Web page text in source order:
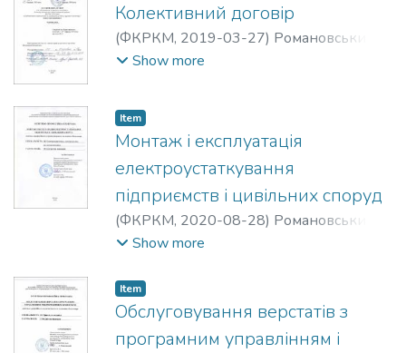
Колективний договір
(ФКРКМ, 2019-03-27) Романовський
Олександр Михайлович
Show more
Item
Монтаж і експлуатація
електроустаткування
підприємств і цивільних споруд
(ФКРКМ, 2020-08-28) Романовський
Олександр Михайлович
Дмитро Сергійович
Show more
Item
Обслуговування верстатів з
програмним управлінням і